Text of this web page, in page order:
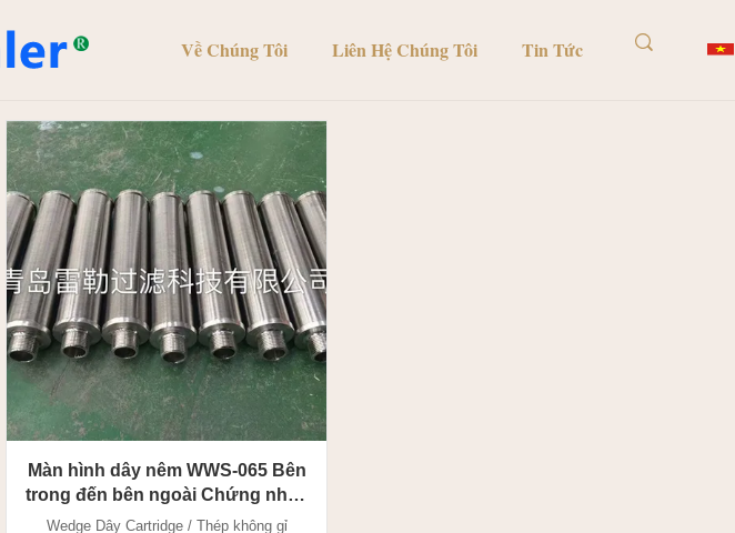
Về Chúng Tôi Liên Hệ Chúng Tôi Tin Tức
Màn hình dây nêm WWS-065 Bên
trong đến bên ngoài Chứng nhận
ISO
Wedge Dây Cartridge / Thép không gỉ